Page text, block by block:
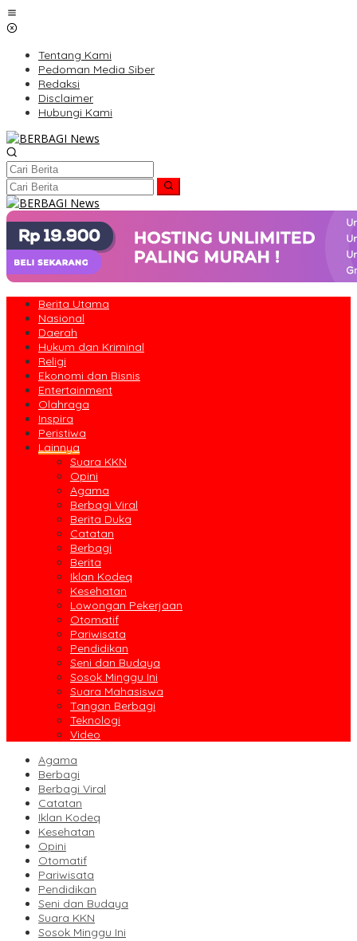
Lewati
ke
Tentang Kami
Pedoman Media Siber
Redaksi
Disclaimer
Hubungi Kami
Berita Utama
Nasional
Daerah
Hukum dan Kriminal
Religi
Ekonomi dan Bisnis
Entertainment
Olahraga
Inspira
Peristiwa
Lainnya
Suara KKN
Opini
Agama
Berbagi Viral
Berita Duka
Catatan
Berbagi
Berita
Iklan Kodeq
Kesehatan
Lowongan Pekerjaan
Otomatif
Pariwisata
Pendidikan
Seni dan Budaya
Sosok Minggu Ini
Suara Mahasiswa
Tangan Berbagi
Teknologi
Video
Agama
Berbagi
Berbagi Viral
Catatan
Iklan Kodeq
Kesehatan
Opini
Otomatif
Pariwisata
Pendidikan
Seni dan Budaya
Suara KKN
Sosok Minggu Ini